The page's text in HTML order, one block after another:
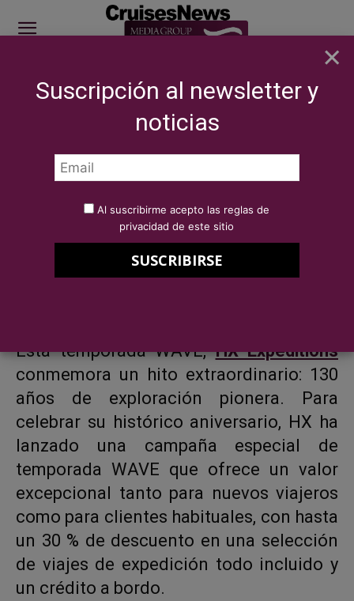
SITE SPONSOR: ICS 2026
COMPAÑÍAS
exploración
Redacción Cruises News
HX Expeditions celebra 130 años
de exploración
Esta temporada WAVE,HX Expeditions
conmemora un hito extraordinario: 130
años de exploración pionera. Para
celebrar su histórico aniversario, HX ha
lanzado una campaña especial de
temporada WAVE que ofrece un valor
excepcional tanto para nuevos viajeros
como para clientes habituales, con hasta
un 30 % de descuento en una selección
de viajes de expedición todo incluido y
un crédito a bordo.
×
Suscripción al newsletter y
noticias
Al suscribirme acepto las reglas de
privacidad de este sitio